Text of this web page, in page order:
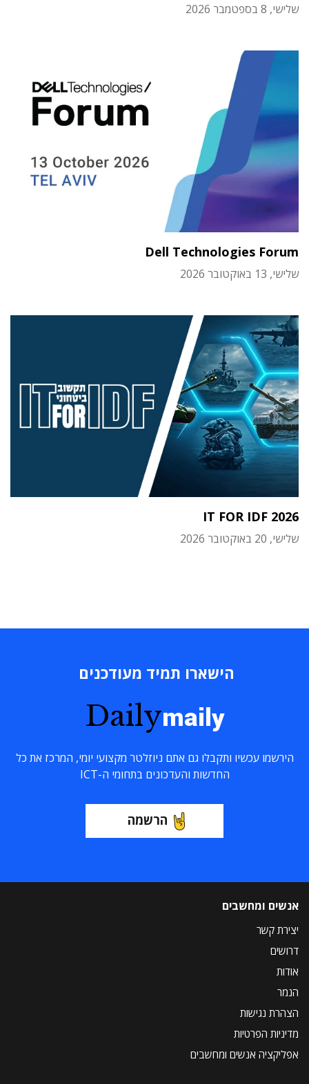
שלישי, 8 בספטמבר 2026
Dell Technologies Forum
שלישי, 13 באוקטובר 2026
IT FOR IDF 2026
שלישי, 20 באוקטובר 2026
הישארו תמיד מעודכנים
Dailymaily
הירשמו עכשיו ותקבלו גם אתם ניוזלטר מקצועי יומי, המרכז את כל
החדשות והעדכונים בתחומי ה-ICT
הרשמה
אנשים ומחשבים
יצירת קשר
דרושים
אודות
הנמר
הצהרת נגישות
מדיניות הפרטיות
אפליקציה אנשים ומחשבים